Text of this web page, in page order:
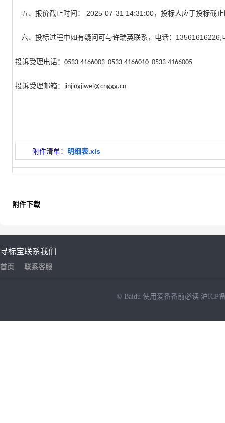
五、报价截止时间： 2025-07-31 14:31:00，投标人应于投标截
六、投标过程中如有疑问可与许瑞英联系，电话： 13561616226,
投诉受理电话： 0533-4166003 0533-4166010 0533-4166005
投诉受理邮箱： jinjingjiwei@cnggg.cn
附件清单： 明细表.xls
附件下载
寻标宝
首页
联系我们
联系客服
© Baidu 使用爱番番前必读 沪ICP